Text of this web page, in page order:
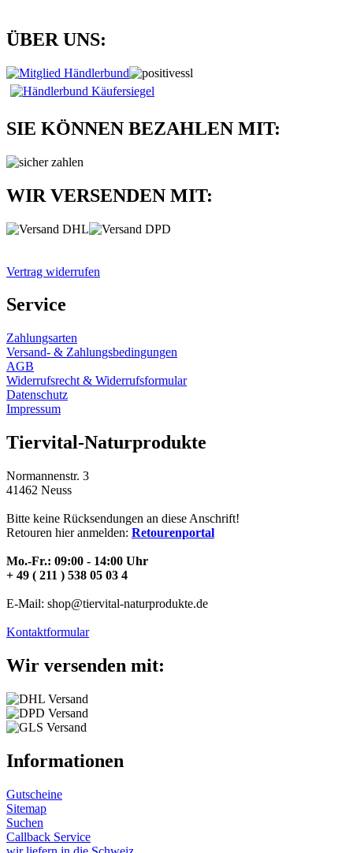
ÜBER UNS:
SIE KÖNNEN BEZAHLEN MIT:
WIR VERSENDEN MIT:
Vertrag widerrufen
Service
Zahlungsarten
Versand- & Zahlungsbedingungen
AGB
Widerrufsrecht & Widerrufsformular
Datenschutz
Impressum
Tiervital-Naturprodukte
Normannenstr. 3
41462 Neuss
Bitte keine Rücksendungen an diese Anschrift!
Retouren hier anmelden: Retourenportal
Mo.-Fr.: 09:00 - 14:00 Uhr
+ 49 ( 211 ) 538 05 03 4
E-Mail: shop@tiervital-naturprodukte.de
Kontaktformular
Wir versenden mit:
Informationen
Gutscheine
Sitemap
Suchen
Callback Service